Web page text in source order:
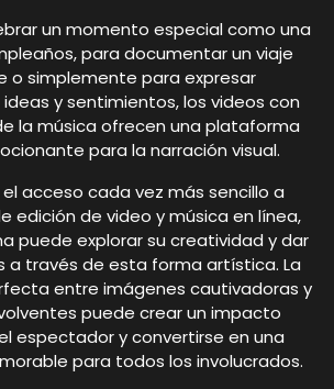
un momento especial como una
para documentar un viaje
o simplemente para expresar
y sentimientos, los videos con
la música ofrecen una plataforma
para la narración visual.
acceso cada vez más sencillo a
edición de video y música en línea,
puede explorar su creatividad y dar
a través de esta forma artística. La
entre imágenes cautivadoras y
puede crear un impacto
espectador y convertirse en una
para todos los involucrados.